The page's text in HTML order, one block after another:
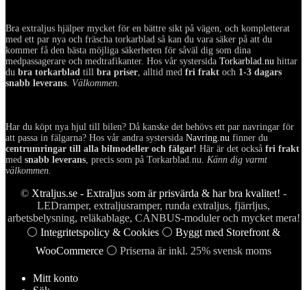
Bra extraljus hjälper mycket för en bättre sikt på vägen, och kompletterat
med ett par nya och fräscha torkarblad så kan du vara säker på att du
kommer få den bästa möjliga säkerheten för såväl dig som dina
medpassagerare och medtrafikanter. Hos vår systersida Torkarblad.nu hittar
du bra torkarblad till bra priser , alltid med fri frakt och 1-3 dagars
snabb leverans Välkommen.
Har du köpt nya hjul till bilen? Då kanske det behövs ett par navringar för
att passa in fälgarna? Hos vår andra systersida Navring.nu finner du
centrumringar till alla bilmodeller och fälgar! Här är det också fri frakt
med snabb leverans , precis som på Torkarblad.nu. Känn dig varmt
välkommen.
© Xtraljus.se - Extraljus som är prisvärda & har bra kvalitet! -
LEDramper, extraljusramper, runda extraljus, fjärrljus,
arbetsbelysning, reläkablage, CANBUS-moduler och mycket mera!
⚪ Integritetspolicy & Cookies ⚪ Byggt med Storefront &
WooCommerce ⚪ Priserna är inkl. 25% svensk moms
Mitt konto